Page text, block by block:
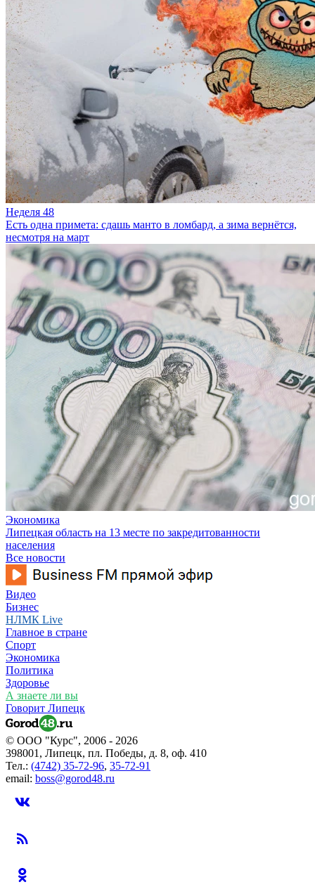
Неделя 48
Есть одна примета: сдашь манто в ломбард, а зима вернётся,
несмотря на март
Экономика
Липецкая область на 13 месте по закредитованности
населения
Все новости
Видео
Бизнес
НЛМК Live
Главное в стране
Спорт
Экономика
Политика
Здоровье
А знаете ли вы
Говорит Липецк
© ООО "Курс", 2006 - 2026
398001, Липецк, пл. Победы, д. 8, оф. 410
Тел.: (4742) 35-72-96, 35-72-91
email: boss@gorod48.ru